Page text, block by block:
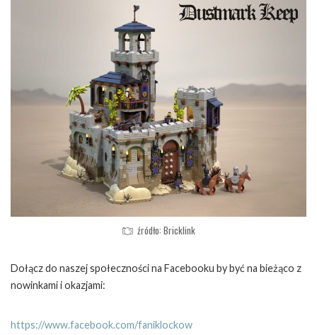
źródło: Bricklink
Dołącz do naszej społeczności na Facebooku by być na bieżąco z
nowinkami i okazjami:
https://www.facebook.com/faniklockow